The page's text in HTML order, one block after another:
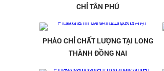
CHỈ TÂN PHÚ
PHÀO CHỈ CHẤT LƯỢNG TẠI LONG
THÀNH ĐỒNG NAI